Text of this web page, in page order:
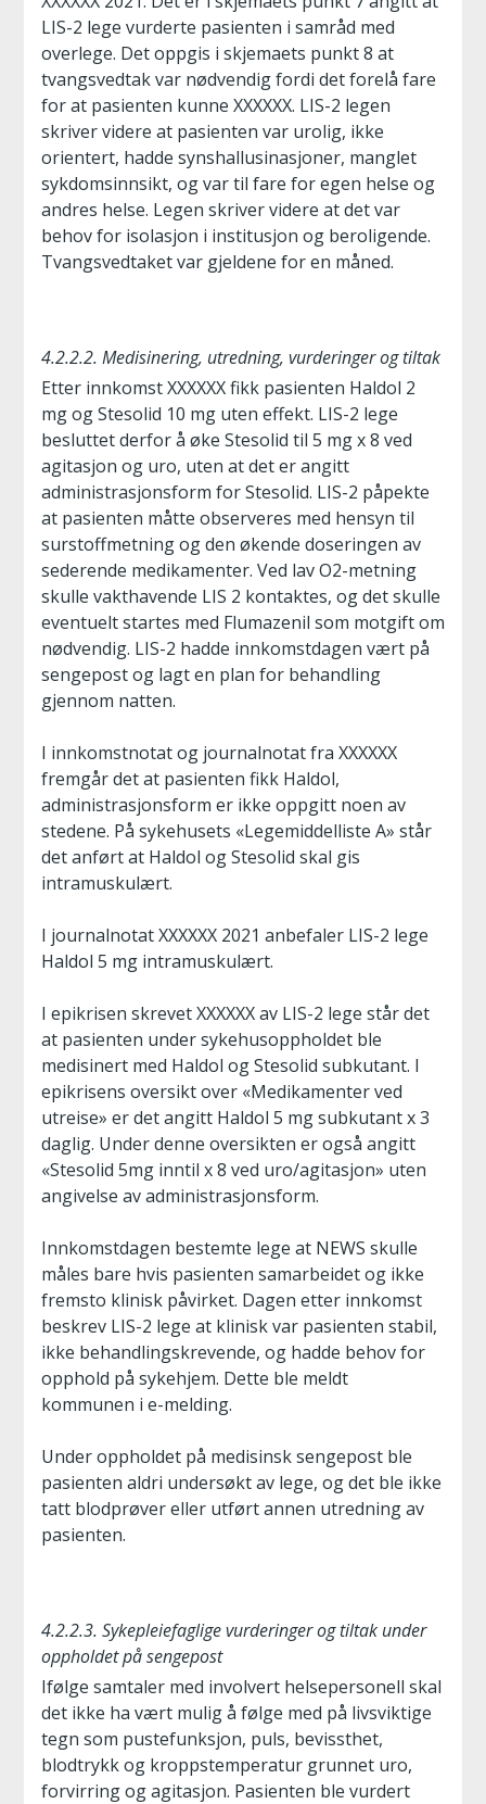
LIS-2 lege vurderte pasienten i samråd med
overlege. Det oppgis i skjemaets punkt 8 at
tvangsvedtak var nødvendig fordi det forelå fare
for at pasienten kunne XXXXXX. LIS-2 legen
skriver videre at pasienten var urolig, ikke
orientert, hadde synshallusinasjoner, manglet
sykdomsinnsikt, og var til fare for egen helse og
andres helse. Legen skriver videre at det var
behov for isolasjon i institusjon og beroligende.
Tvangsvedtaket var gjeldene for en måned.
4.2.2.2. Medisinering, utredning, vurderinger og tiltak
Etter innkomst XXXXXX fikk pasienten Haldol 2
mg og Stesolid 10 mg uten effekt. LIS-2 lege
besluttet derfor å øke Stesolid til 5 mg x 8 ved
agitasjon og uro, uten at det er angitt
administrasjonsform for Stesolid. LIS-2 påpekte
at pasienten måtte observeres med hensyn til
surstoffmetning og den økende doseringen av
sederende medikamenter. Ved lav O2-metning
skulle vakthavende LIS 2 kontaktes, og det skulle
eventuelt startes med Flumazenil som motgift om
nødvendig. LIS-2 hadde innkomstdagen vært på
sengepost og lagt en plan for behandling
gjennom natten.
I innkomstnotat og journalnotat fra XXXXXX
fremgår det at pasienten fikk Haldol,
administrasjonsform er ikke oppgitt noen av
stedene. På sykehusets «Legemiddelliste A» står
det anført at Haldol og Stesolid skal gis
intramuskulært.
I journalnotat XXXXXX 2021 anbefaler LIS-2 lege
Haldol 5 mg intramuskulært.
I epikrisen skrevet XXXXXX av LIS-2 lege står det
at pasienten under sykehusoppholdet ble
medisinert med Haldol og Stesolid subkutant. I
epikrisens oversikt over «Medikamenter ved
utreise» er det angitt Haldol 5 mg subkutant x 3
daglig. Under denne oversikten er også angitt
«Stesolid 5mg inntil x 8 ved uro/agitasjon» uten
angivelse av administrasjonsform.
Innkomstdagen bestemte lege at NEWS skulle
måles bare hvis pasienten samarbeidet og ikke
fremsto klinisk påvirket. Dagen etter innkomst
beskrev LIS-2 lege at klinisk var pasienten stabil,
ikke behandlingskrevende, og hadde behov for
opphold på sykehjem. Dette ble meldt
kommunen i e-melding.
Under oppholdet på medisinsk sengepost ble
pasienten aldri undersøkt av lege, og det ble ikke
tatt blodprøver eller utført annen utredning av
pasienten.
4.2.2.3. Sykepleiefaglige vurderinger og tiltak under
oppholdet på sengepost
Ifølge samtaler med involvert helsepersonell skal
det ikke ha vært mulig å følge med på livsviktige
tegn som pustefunksjon, puls, bevissthet,
blodtrykk og kroppstemperatur grunnet uro,
forvirring og agitasjon. Pasienten ble vurdert